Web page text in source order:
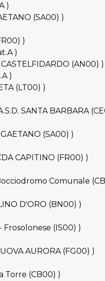
)
(SA00) )
)
)
(AN00) )
)
(LT00) )
SANTA BARBARA
(SA00) )
CAPITINO (FR00) )
Comunale
D'ORO (BN00) )
(IS00) )
AURORA (FG00) )
Torre (CB00) )